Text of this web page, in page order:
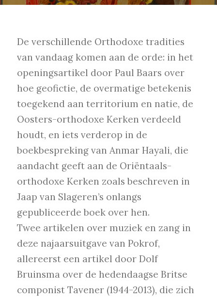
De verschillende Orthodoxe tradities
van vandaag komen aan de orde: in het
openingsartikel door Paul Baars over
hoe geofictie, de overmatige betekenis
toegekend aan territorium en natie, de
Oosters-orthodoxe Kerken verdeeld
houdt, en iets verderop in de
boekbespreking van Anmar Hayali, die
aandacht geeft aan de Oriëntaals-
orthodoxe Kerken zoals beschreven in
Jaap van Slageren’s onlangs
gepubliceerde boek over hen.
Twee artikelen over muziek en zang in
deze najaarsuitgave van Pokrof,
allereerst een artikel door Dolf
Bruinsma over de hedendaagse Britse
componist Tavener (1944-2013), die zich